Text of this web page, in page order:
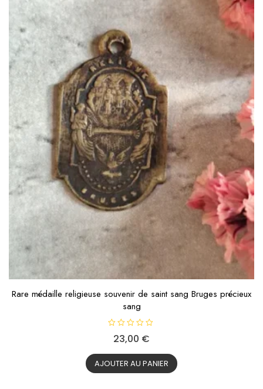
Rare médaille religieuse souvenir de saint sang Bruges précieux
sang
e
0
s
u
23,00 €
AJOUTER AU PANIER